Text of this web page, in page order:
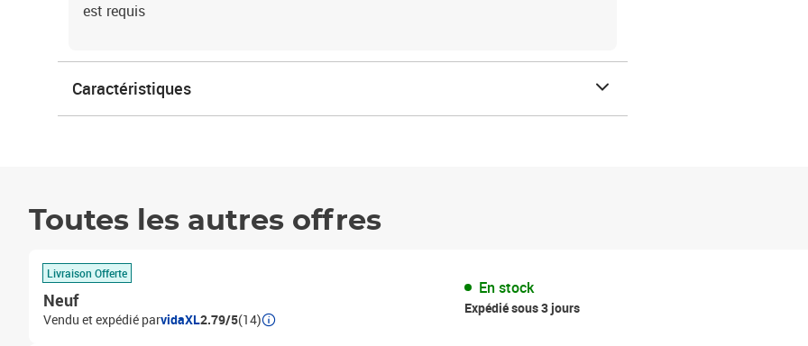
est requis
Caractéristiques
Toutes les autres offres
Livraison Offerte
Neuf
Vendu et expédié parvidaXL2.79/5(14)
En stock
Expédié sous 3 jours